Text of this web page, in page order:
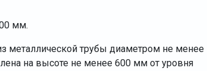
мм.
металлической трубы диаметром не менее
на высоте не менее 600 мм от уровня